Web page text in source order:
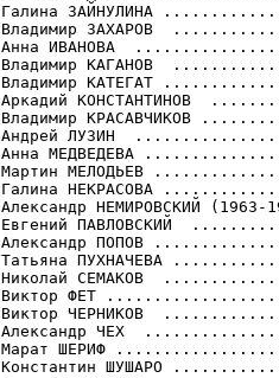
Галина ЗАЙНУЛИНА
Владимир ЗАХАРОВ
Анна ИВАНОВА
Владимир КАГАНОВ
Владимир КАТЕГАТ
Аркадий
Владимир
Андрей ЛУЗИН
Анна МЕДВЕДЕВА
Мартин МЕЛОДЬЕВ
Галина НЕКРАСОВА
Александр НЕМИРОВСКИЙ
Евгений ПАВЛОВСКИЙ
Александр ПОПОВ
Татьяна ПУХНАЧЕВА
Николай СЕМАКОВ
Виктор ФЕТ
Виктор ЧЕРНИКОВ
Александр ЧЕХ
Марат ШЕРИФ
Константин ШУШАРО